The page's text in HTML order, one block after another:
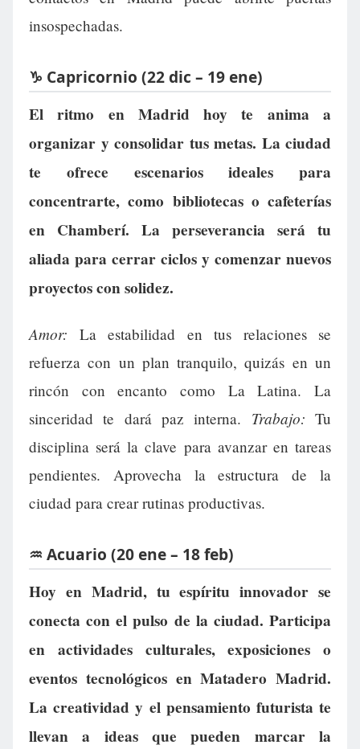
insospechadas.
♑ Capricornio (22 dic – 19 ene)
El ritmo en Madrid hoy te anima a
organizar y consolidar tus metas. La ciudad
te ofrece escenarios ideales para
concentrarte, como bibliotecas o cafeterías
en Chamberí. La perseverancia será tu
aliada para cerrar ciclos y comenzar nuevos
proyectos con solidez.
Amor: La estabilidad en tus relaciones se
refuerza con un plan tranquilo, quizás en un
rincón con encanto como La Latina. La
sinceridad te dará paz interna. Trabajo: Tu
disciplina será la clave para avanzar en tareas
pendientes. Aprovecha la estructura de la
ciudad para crear rutinas productivas.
♒ Acuario (20 ene – 18 feb)
Hoy en Madrid, tu espíritu innovador se
conecta con el pulso de la ciudad. Participa
en actividades culturales, exposiciones o
eventos tecnológicos en Matadero Madrid.
La creatividad y el pensamiento futurista te
llevan a ideas que pueden marcar la